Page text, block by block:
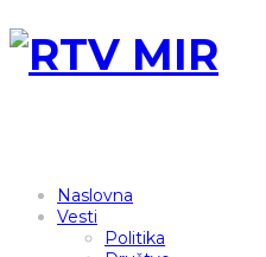
Naslovna
Vesti
Politika